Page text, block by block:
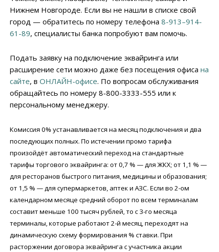
Нижнем Новгороде. Если вы не нашли в списке свой
город — обратитесь по номеру телефона 8-913–914-
61-89, специалисты банка попробуют вам помочь.
Подать заявку на подключение эквайринга или
расширение сети можно даже без посещения офиса на
сайте, в ОНЛАЙН-офисе. По вопросам обслуживания
обращайтесь по номеру 8-800-3333-555 или к
персональному менеджеру.
Комиссия 0% устанавливается на месяц подключения и два
последующих полных. По истечении промо тарифа
произойдёт автоматический переход на стандартные
тарифы торгового эквайринга: от 0,7 % — для ЖКХ; от 1,1 % —
для ресторанов быстрого питания, медицины и образования;
от 1,5 % — для супермаркетов, аптек и АЗС. Если во 2-ом
календарном месяце средний оборот по всем терминалам
составит меньше 100 тысяч рублей, то с 3-го месяца
терминалы, которые работают 2-й месяц, переходят на
динамическую схему формирования % ставки. При
расторжении договора эквайринга с участника акции